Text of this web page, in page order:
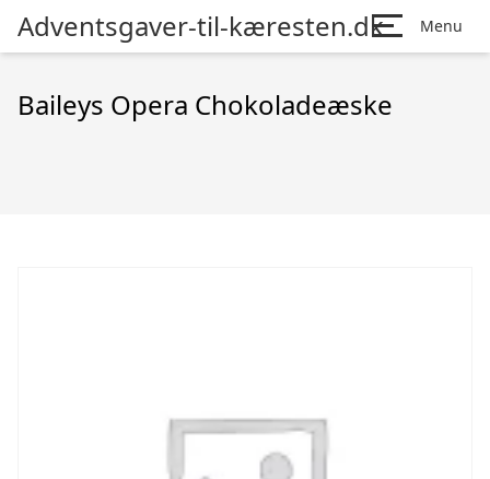
Adventsgaver-til-kæresten.dk Menu
Baileys Opera Chokoladeæske